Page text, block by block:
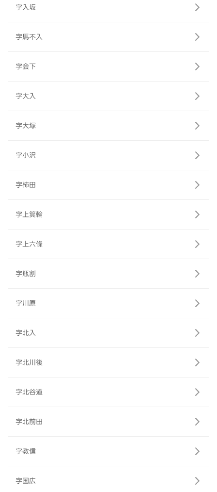
字入坂
字馬不入
字会下
字大入
字大塚
字小沢
字柿田
字上箕輪
字上六條
字瓶割
字川原
字北入
字北川後
字北谷道
字北前田
字教信
字国広